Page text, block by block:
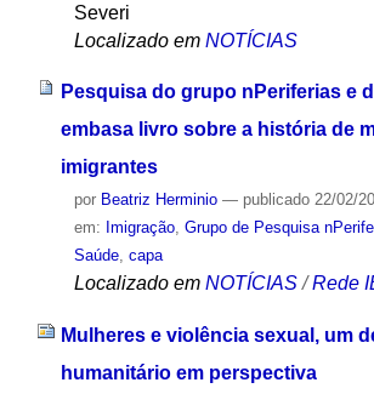
Severi
Localizado em NOTÍCIAS
Pesquisa do grupo nPeriferias e
embasa livro sobre a história de
imigrantes
por Beatriz Herminio — publicado22/02/
em: Imigração, Grupo de Pesquisa
Saúde, capa
Localizado em NOTÍCIAS /Rede
Mulheres e violência sexual, um
humanitário em perspectiva